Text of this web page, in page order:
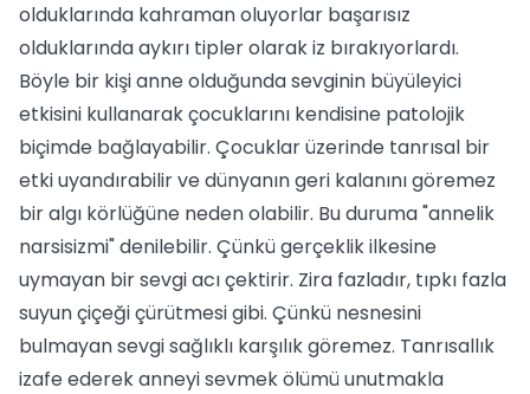
olduklarında kahraman oluyorlar başarısız
olduklarında aykırı tipler olarak iz bırakıyorlardı.
Böyle bir kişi anne olduğunda sevginin büyüleyici
etkisini kullanarak çocuklarını kendisine patolojik
biçimde bağlayabilir. Çocuklar üzerinde tanrısal bir
etki uyandırabilir ve dünyanın geri kalanını göremez
bir algı körlüğüne neden olabilir. Bu duruma "annelik
narsisizmi" denilebilir. Çünkü gerçeklik ilkesine
uymayan bir sevgi acı çektirir. Zira fazladır, tıpkı fazla
suyun çiçeği çürütmesi gibi. Çünkü nesnesini
bulmayan sevgi sağlıklı karşılık göremez. Tanrısallık
izafe ederek anneyi sevmek ölümü unutmakla